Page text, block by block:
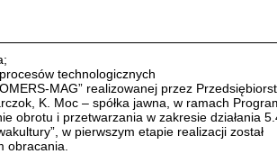
technologicznych
MAG” realizowanej przez
K. Moc – spółka jawna, w ramach
obrotu i przetwarzania w zakresie działania
w pierwszym etapie realizacji został
obracania.